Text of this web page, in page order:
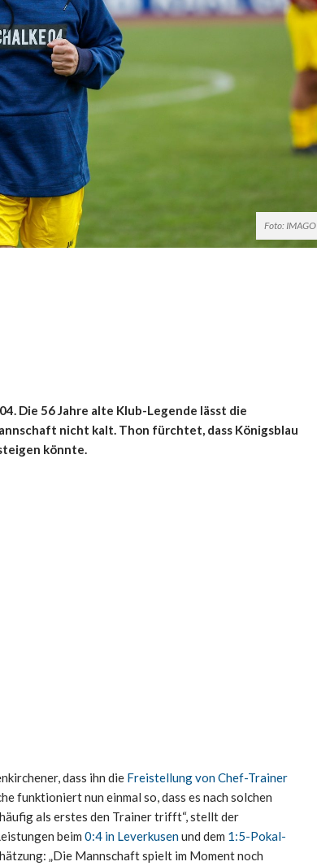
Foto: IMAGO
Die 56 Jahre alte Klub-Legende lässt die
nicht kalt. Thon fürchtet, dass Königsblau
könnte.
dass ihn die Freistellung von Chef-Trainer
funktioniert nun einmal so, dass es nach solchen
als erstes den Trainer trifft“, stellt der
beim 0:4 in Leverkusenund dem 1:5-Pokal-
„Die Mannschaft spielt im Moment noch